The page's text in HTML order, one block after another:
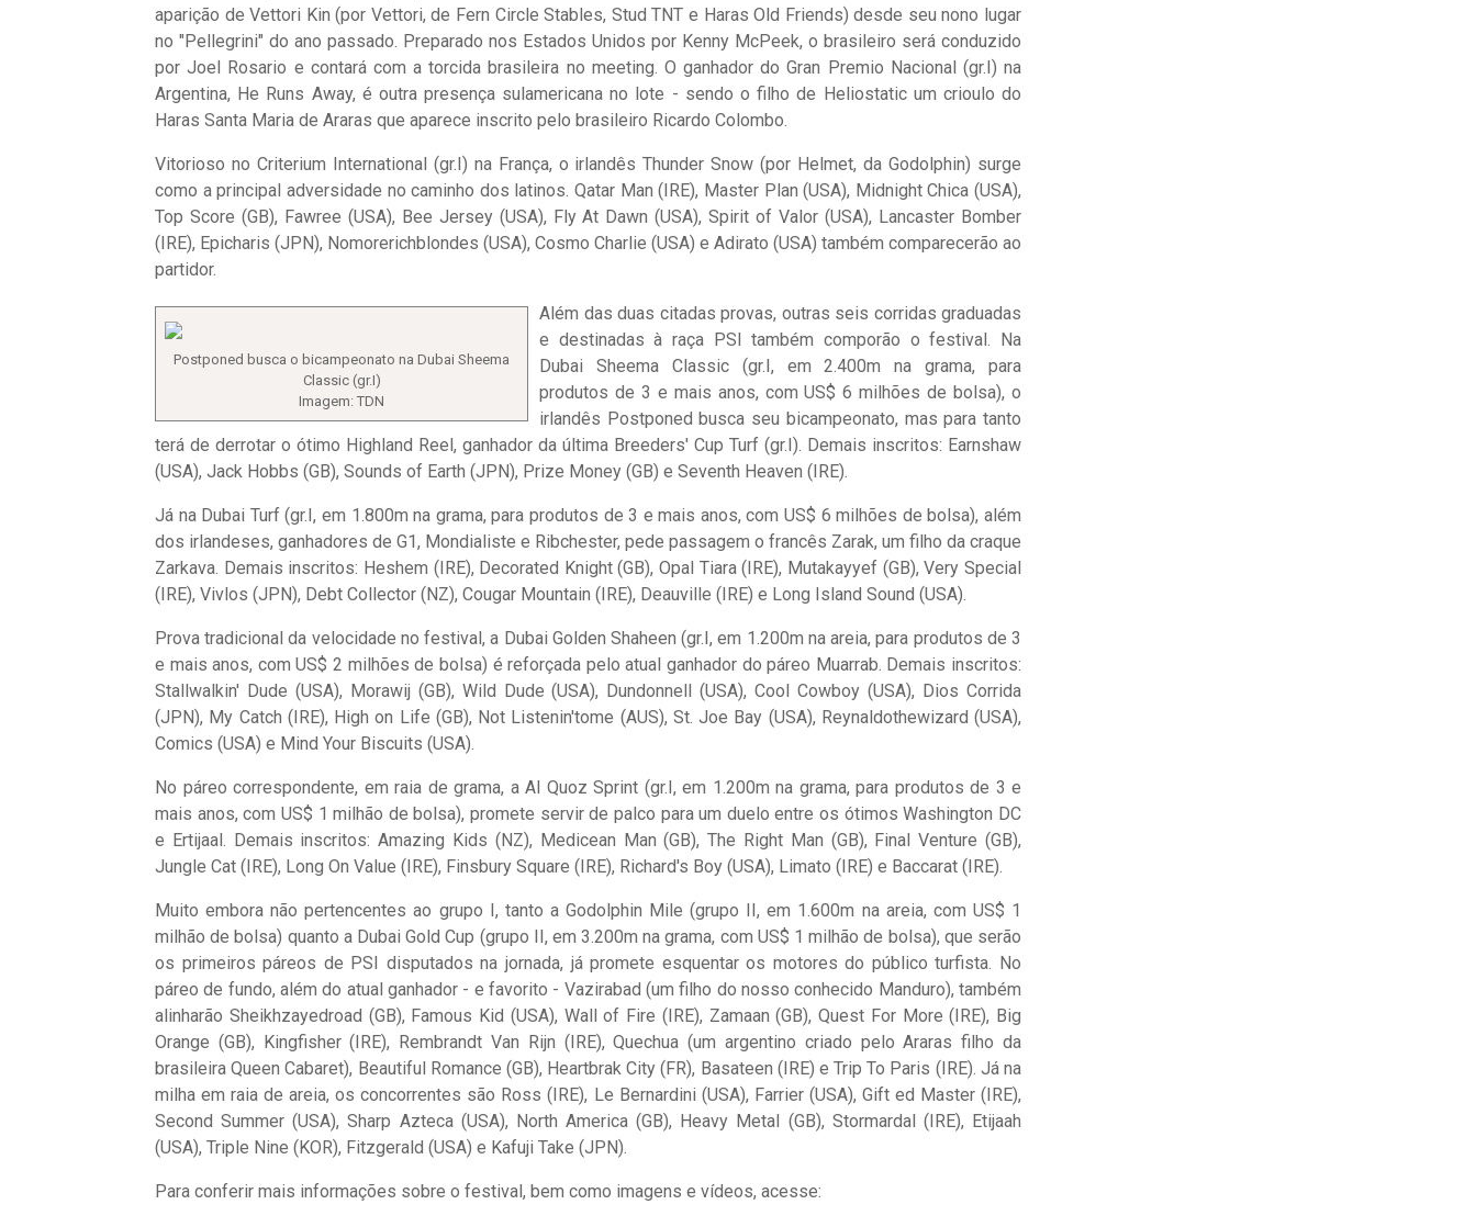
aparição de Vettori Kin (por Vettori, de Fern Circle Stables, Stud TNT e Haras Old Friends) desde seu nono lugar
no "Pellegrini" do ano passado. Preparado nos Estados Unidos por Kenny McPeek, o brasileiro será conduzido
por Joel Rosario e contará com a torcida brasileira no meeting. O ganhador do Gran Premio Nacional (gr.I) na
Argentina, He Runs Away, é outra presença sulamericana no lote - sendo o filho de Heliostatic um crioulo do
Haras Santa Maria de Araras que aparece inscrito pelo brasileiro Ricardo Colombo.
Vitorioso no Criterium International (gr.I) na França, o irlandês Thunder Snow (por Helmet, da Godolphin) surge
como a principal adversidade no caminho dos latinos. Qatar Man (IRE), Master Plan (USA), Midnight Chica (USA),
Top Score (GB), Fawree (USA), Bee Jersey (USA), Fly At Dawn (USA), Spirit of Valor (USA), Lancaster Bomber
(IRE), Epicharis (JPN), Nomorerichblondes (USA), Cosmo Charlie (USA) e Adirato (USA) também comparecerão ao
partidor.
Postponed busca o bicampeonato na Dubai Sheema
Classic (gr.I)
Imagem: TDN
Além das duas citadas provas, outras seis corridas graduadas
e destinadas à raça PSI também comporão o festival. Na
Dubai Sheema Classic (gr.I, em 2.400m na grama, para
produtos de 3 e mais anos, com US$ 6 milhões de bolsa), o
irlandês Postponed busca seu bicampeonato, mas para tanto
terá de derrotar o ótimo Highland Reel, ganhador da última Breeders' Cup Turf (gr.I). Demais inscritos: Earnshaw
(USA), Jack Hobbs (GB), Sounds of Earth (JPN), Prize Money (GB) e Seventh Heaven (IRE).
Já na Dubai Turf (gr.I, em 1.800m na grama, para produtos de 3 e mais anos, com US$ 6 milhões de bolsa), além
dos irlandeses, ganhadores de G1, Mondialiste e Ribchester, pede passagem o francês Zarak, um filho da craque
Zarkava. Demais inscritos: Heshem (IRE), Decorated Knight (GB), Opal Tiara (IRE), Mutakayyef (GB), Very Special
(IRE), Vivlos (JPN), Debt Collector (NZ), Cougar Mountain (IRE), Deauville (IRE) e Long Island Sound (USA).
Prova tradicional da velocidade no festival, a Dubai Golden Shaheen (gr.I, em 1.200m na areia, para produtos de 3
e mais anos, com US$ 2 milhões de bolsa) é reforçada pelo atual ganhador do páreo Muarrab. Demais inscritos:
Stallwalkin' Dude (USA), Morawij (GB), Wild Dude (USA), Dundonnell (USA), Cool Cowboy (USA), Dios Corrida
(JPN), My Catch (IRE), High on Life (GB), Not Listenin'tome (AUS), St. Joe Bay (USA), Reynaldothewizard (USA),
Comics (USA) e Mind Your Biscuits (USA).
No páreo correspondente, em raia de grama, a Al Quoz Sprint (gr.I, em 1.200m na grama, para produtos de 3 e
mais anos, com US$ 1 milhão de bolsa), promete servir de palco para um duelo entre os ótimos Washington DC
e Ertijaal. Demais inscritos: Amazing Kids (NZ), Medicean Man (GB), The Right Man (GB), Final Venture (GB),
Jungle Cat (IRE), Long On Value (IRE), Finsbury Square (IRE), Richard's Boy (USA), Limato (IRE) e Baccarat (IRE).
Muito embora não pertencentes ao grupo I, tanto a Godolphin Mile (grupo II, em 1.600m na areia, com US$ 1
milhão de bolsa) quanto a Dubai Gold Cup (grupo II, em 3.200m na grama, com US$ 1 milhão de bolsa), que serão
os primeiros páreos de PSI disputados na jornada, já promete esquentar os motores do público turfista. No
páreo de fundo, além do atual ganhador - e favorito - Vazirabad (um filho do nosso conhecido Manduro), também
alinharão Sheikhzayedroad (GB), Famous Kid (USA), Wall of Fire (IRE), Zamaan (GB), Quest For More (IRE), Big
Orange (GB), Kingfisher (IRE), Rembrandt Van Rijn (IRE), Quechua (um argentino criado pelo Araras filho da
brasileira Queen Cabaret), Beautiful Romance (GB), Heartbrak City (FR), Basateen (IRE) e Trip To Paris (IRE). Já na
milha em raia de areia, os concorrentes são Ross (IRE), Le Bernardini (USA), Farrier (USA), Gift ed Master (IRE),
Second Summer (USA), Sharp Azteca (USA), North America (GB), Heavy Metal (GB), Stormardal (IRE), Etijaah
(USA), Triple Nine (KOR), Fitzgerald (USA) e Kafuji Take (JPN).
Para conferir mais informações sobre o festival, bem como imagens e vídeos, acesse: